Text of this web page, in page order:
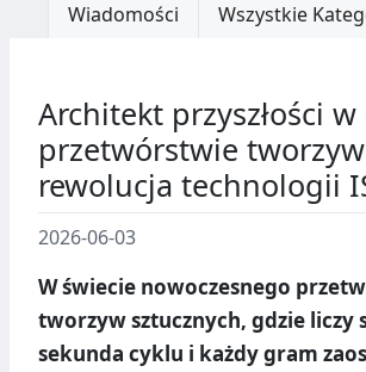
Wiadomości Wszystkie
Architekt przyszłości w
przetwórstwie
rewolucja technologii
2026-06-03
W świecie nowoczesnego
tworzyw sztucznych, gdzie liczy
sekunda cyklu i każdy gram